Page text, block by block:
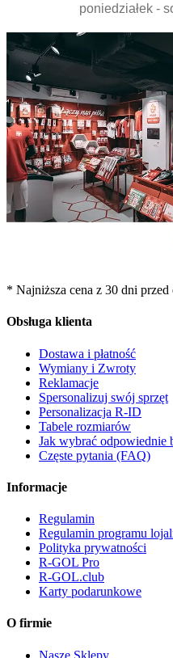
poniedziałek -
* Najniższa cena z 30 dni przed
Obsługa klienta
Dostawa i płatność
Wymiany i Zwroty
Reklamacje
Spersonalizuj swój sprzęt
Personalizacja R-ID
Tabele rozmiarów
Jak wybrać odpowiednie
Częste pytania (FAQ)
Informacje
Regulamin
Regulamin programu
Polityka prywatności
R-GOL Pro
R-GOL.club
Karty podarunkowe
O firmie
Nasze Sklepy